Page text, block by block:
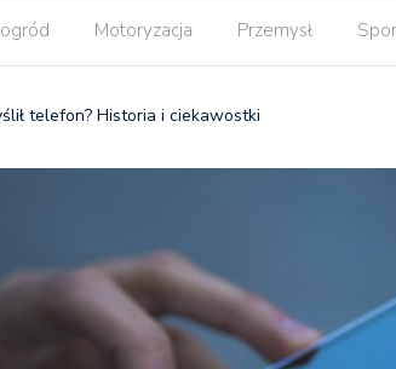
Motoryzacja Przemysł
telefon? Historia i ciekawostki